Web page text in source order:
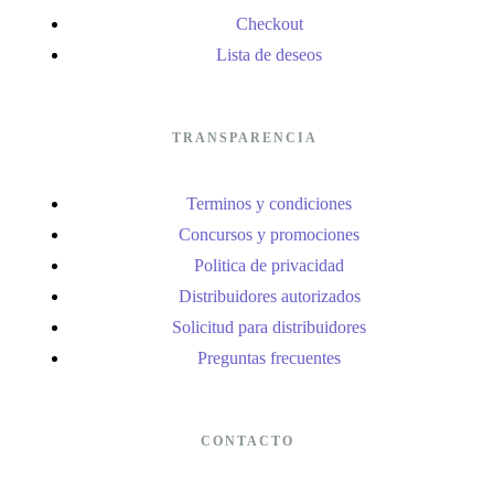
Checkout
Lista de deseos
TRANSPARENCIA
Terminos y condiciones
Concursos y promociones
Politica de privacidad
Distribuidores autorizados
Solicitud para distribuidores
Preguntas frecuentes
CONTACTO